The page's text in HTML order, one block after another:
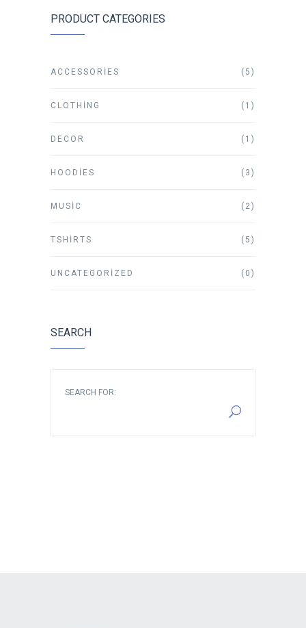
PRODUCT CATEGORIES
ACCESSORIES (5)
CLOTHING (1)
DECOR (1)
HOODIES (3)
MUSIC (2)
TSHIRTS (5)
UNCATEGORIZED (0)
SEARCH
SEARCH FOR: